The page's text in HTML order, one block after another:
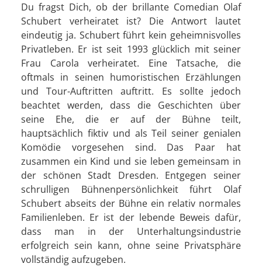
Du fragst Dich, ob der brillante Comedian Olaf
Schubert verheiratet ist? Die Antwort lautet
eindeutig ja. Schubert führt kein geheimnisvolles
Privatleben. Er ist seit 1993 glücklich mit seiner
Frau Carola verheiratet. Eine Tatsache, die
oftmals in seinen humoristischen Erzählungen
und Tour-Auftritten auftritt. Es sollte jedoch
beachtet werden, dass die Geschichten über
seine Ehe, die er auf der Bühne teilt,
hauptsächlich fiktiv und als Teil seiner genialen
Komödie vorgesehen sind. Das Paar hat
zusammen ein Kind und sie leben gemeinsam in
der schönen Stadt Dresden. Entgegen seiner
schrulligen Bühnenpersönlichkeit führt Olaf
Schubert abseits der Bühne ein relativ normales
Familienleben. Er ist der lebende Beweis dafür,
dass man in der Unterhaltungsindustrie
erfolgreich sein kann, ohne seine Privatsphäre
vollständig aufzugeben.